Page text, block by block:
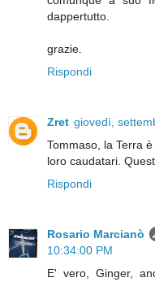
dappertutto.
grazie.
Rispondi
Zret giovedì,
Tommaso, la Terra
loro caudatari.
Rispondi
Rosario Marcianò
10:34:00 PM
E' vero, Ginger,